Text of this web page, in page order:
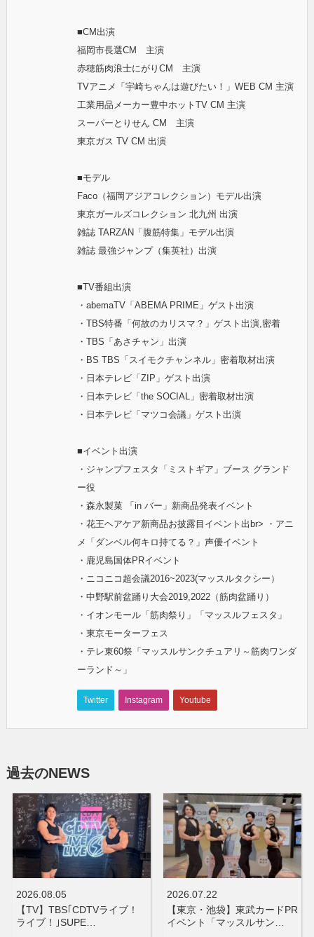
■CM出演
福岡市長選CM 主演
赤穂筋肉浪士にがりCM 主演
TVアニメ「宇崎ちゃんは遊びたい！」WEB CM 主演
工業用品メーカー豊中ホットTV CM 主演
スーパーとりせん CM 主演
東京ガス TV CM 出演
■モデル
Faco（福岡アジアコレクション）モデル出演
東京ガールズコレクション 北九州 出演
雑誌 TARZAN「腹筋特集」モデル出演
雑誌 最強ジャンプ（集英社）出演
■TV番組出演
・abemaTV「ABEMA PRIME」ゲスト出演
・TBS特番「何故のカリスマ？」ゲスト出演,密着
・TBS「あさチャン」出演
・BS TBS「スイモクチャンネル」密着取材出演
・日本テレビ「ZIP」ゲスト出演
・日本テレビ「the SOCIAL」密着取材出演
・日本テレビ「マツコ会議」ゲスト出演
■イベント出演
・ジャンプフェスタ「ミストギア」ブース グランド
ー役
・森永製菓 「in バー」新商品発表イベント
・花王ヘアケア新商品お披露目イベント出br> ・アニ
メ「ダンベル何キロ持てる？」声優イベント
・鹿児島国体PRイベント
・ニコニコ超会議2016~2023(マッスルタクシー）
・中野駅前盆踊り大会2019,2022（筋肉盆踊り）
・イオンモール「筋肉祭り」「マッスルフェスタ」
・東京モーターフェス
・テレ東60祭「マッスルサンクチュアリ～筋肉ワンダ
ーランド～」
Twitter Instagram Youtube
過去のNEWS
2026.08.05
【TV】TBS｢CDTVライブ！
ライブ！｣SUPE…
2026.07.22
【東京・池袋】東武カードPR
イベント「マッスルサン…